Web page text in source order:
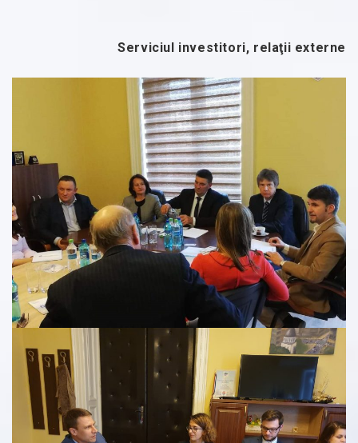
Serviciul investitori, relaţii externe